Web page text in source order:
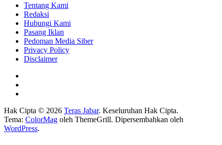
Tentang Kami
Redaksi
Hubungi Kami
Pasang Iklan
Pedoman Media Siber
Privacy Policy
Disclaimer
Hak Cipta © 2026 Teras Jabar. Keseluruhan Hak Cipta.
Tema: ColorMag oleh ThemeGrill. Dipersembahkan oleh
WordPress.